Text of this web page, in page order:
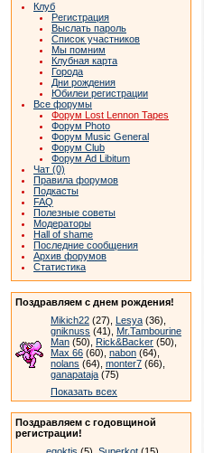
Клуб
Регистрация
Выслать пароль
Список участников
Мы помним
Клубная карта
Города
Дни рождения
Юбилеи регистрации
Все форумы
Форум Lost Lennon Tapes
Форум Photo
Форум Music General
Форум Club
Форум Ad Libitum
Чат (0)
Правила форумов
Подкасты
FAQ
Полезные советы
Модераторы
Hall of shame
Последние сообщения
Архив форумов
Статистика
Поздравляем с днем рождения!
Mikich22 (27), Lesya (36),
gniknuss (41), Mr.Tambourine
Man (50), Rick&Backer (50),
Max 66 (60), nabon (64),
nolans (64), monter7 (66),
ganapataja (75)
Показать всех
Поздравляем с годовщиной
регистрации!